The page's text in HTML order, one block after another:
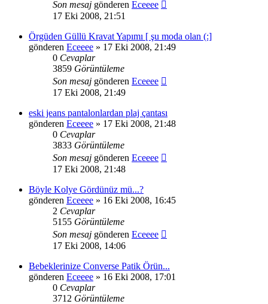
Son mesaj gönderen Eceeee
17 Eki 2008, 21:51
Örgüden Güllü Kravat Yapımı [ şu moda olan (:]
gönderen Eceeee » 17 Eki 2008, 21:49
0 Cevaplar
3859 Görüntüleme
Son mesaj gönderen Eceeee
17 Eki 2008, 21:49
eski jeans pantalonlardan plaj çantası
gönderen Eceeee » 17 Eki 2008, 21:48
0 Cevaplar
3833 Görüntüleme
Son mesaj gönderen Eceeee
17 Eki 2008, 21:48
Böyle Kolye Gördünüz mü...?
gönderen Eceeee » 16 Eki 2008, 16:45
2 Cevaplar
5155 Görüntüleme
Son mesaj gönderen Eceeee
17 Eki 2008, 14:06
Bebeklerinize Converse Patik Örün...
gönderen Eceeee » 16 Eki 2008, 17:01
0 Cevaplar
3712 Görüntüleme